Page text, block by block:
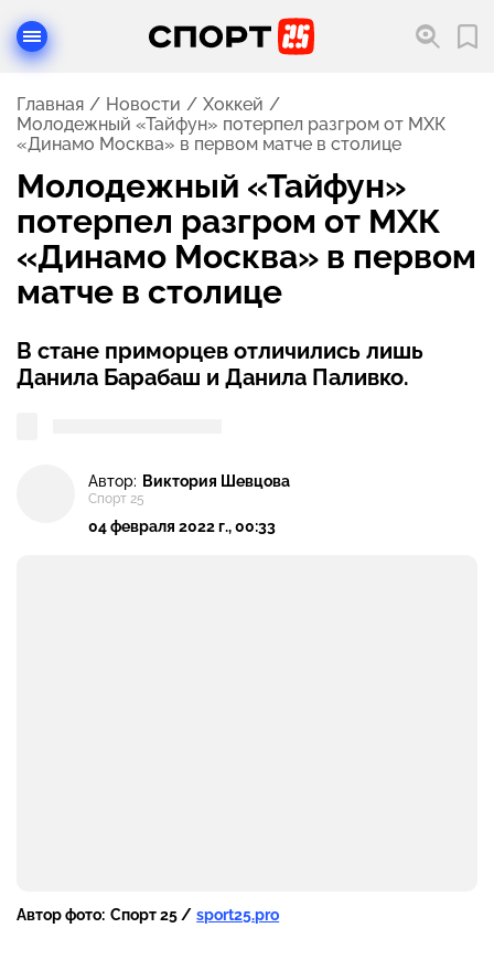
Главная Новости
Хоккей
Молодежный «Тайфун» потерпел разгром от МХК
«Динамо Москва» в первом матче в столице
Молодежный «Тайфун»
потерпел разгром от МХК
«Динамо Москва» в первом
матче в столице
В стане приморцев отличились лишь
Данила Барабаш и Данила Паливко.
Автор: Виктория Шевцова
Спорт 25
04 февраля 2022 г., 00:33
Автор фото: Спорт 25 / sport25.pro